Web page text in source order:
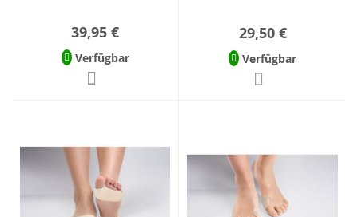
39,95 €
Verfügbar
29,50 €
Verfügbar